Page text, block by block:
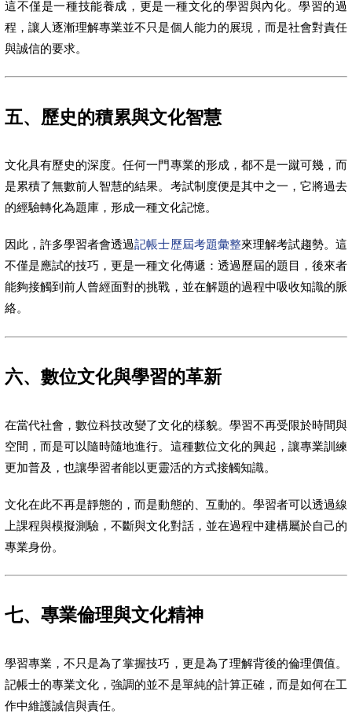
這不僅是一種技能養成，更是一種文化的學習與內化。學習的過
程，讓人逐漸理解專業並不只是個人能力的展現，而是社會對責任
與誠信的要求。
五、歷史的積累與文化智慧
文化具有歷史的深度。任何一門專業的形成，都不是一蹴可幾，而
是累積了無數前人智慧的結果。考試制度便是其中之一，它將過去
的經驗轉化為題庫，形成一種文化記憶。
因此，許多學習者會透過記帳士歷屆考題彙整來理解考試趨勢。這
不僅是應試的技巧，更是一種文化傳遞：透過歷屆的題目，後來者
能夠接觸到前人曾經面對的挑戰，並在解題的過程中吸收知識的脈
絡。
六、數位文化與學習的革新
在當代社會，數位科技改變了文化的樣貌。學習不再受限於時間與
空間，而是可以隨時隨地進行。這種數位文化的興起，讓專業訓練
更加普及，也讓學習者能以更靈活的方式接觸知識。
文化在此不再是靜態的，而是動態的、互動的。學習者可以透過線
上課程與模擬測驗，不斷與文化對話，並在過程中建構屬於自己的
專業身份。
七、專業倫理與文化精神
學習專業，不只是為了掌握技巧，更是為了理解背後的倫理價值。
記帳士的專業文化，強調的並不是單純的計算正確，而是如何在工
作中維護誠信與責任。